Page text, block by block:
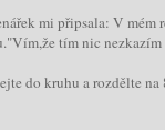
mi připsala: V mém
tím nic nezkazím
do kruhu a rozdělte